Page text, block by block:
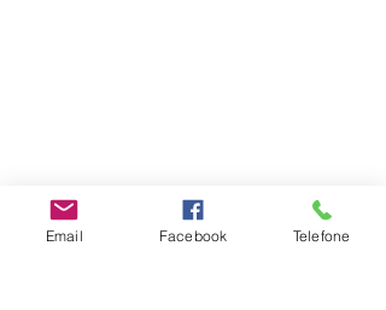
Parentalidade
Email Facebook Telefone